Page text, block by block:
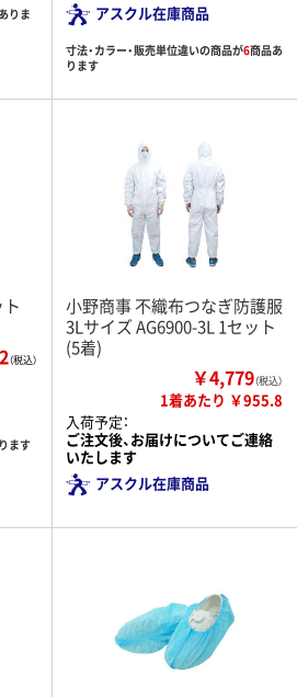
りま
アスクル在庫商品
寸法・カラー・販売単位違いの商品が6商品あ
ります
ます
小野商事 不織布つなぎ防護服
3Lサイズ AG6900-3L 1セット
(5着)
￥4,779（税込）
1着あたり ￥955.8
入荷予定：
ご注文後、お届けについてご連絡
いたします
アスクル在庫商品